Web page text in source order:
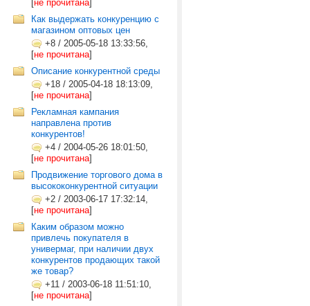
[не прочитана]
Как выдержать конкуренцию с
магазином оптовых цен
+8 / 2005-05-18 13:33:56,
[не прочитана]
Описание конкурентной среды
+18 / 2005-04-18 18:13:09,
[не прочитана]
Рекламная кампания
направлена против
конкурентов!
+4 / 2004-05-26 18:01:50,
[не прочитана]
Продвижение торгового дома в
высококонкурентной ситуации
+2 / 2003-06-17 17:32:14,
[не прочитана]
Каким образом можно
привлечь покупателя в
универмаг, при наличии двух
конкурентов продающих такой
же товар?
+11 / 2003-06-18 11:51:10,
[не прочитана]